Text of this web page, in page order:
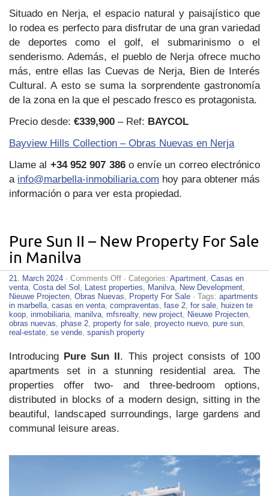
Situado en Nerja, el espacio natural y paisajístico que
lo rodea es perfecto para disfrutar de una gran variedad
de deportes como el golf, el submarinismo o el
senderismo. Además, el pueblo de Nerja ofrece mucho
más, entre ellas las Cuevas de Nerja, Bien de Interés
Cultural. A esto se suma la sorprendente gastronomía
de la zona en la que el pescado fresco es protagonista.
Precio desde: €339,900 – Ref: BAYCOL
Bayview Hills Collection – Obras Nuevas en Nerja
Llame al +34 952 907 386o envíe un correo electrónico
a info@marbella-inmobiliaria.com hoy para obtener más
información o para ver esta propiedad.
Pure Sun II – New Property For Sale
in Manilva
21. March 2024 · Comments Offon
Pure
Sun
II
–
New
Property
in
Manilva
· Categories: Apartment, Casas en
venta, Costa del Sol , Latest properties, Manilva, New Development,
Nieuwe Projecten, Obras Nuevas, Property For Sale · Tags: apartments
in marbella, casas en venta, compraventas, fase 2, for sale, huizen te
koop, inmobiliaria, manilva, mfsrealty, new project, Nieuwe Projecten,
obras nuevas, phase 2, property for sale, proyecto nuevo, pure sun,
real-estate, se vende, spanish property
Introducing Pure Sun II . This project consists of 100
apartments set in a stunning residential area. The
properties offer two- and three-bedroom options,
distributed in blocks of a modern design, sitting in the
beautiful, landscaped surroundings, large gardens and
communal leisure areas.